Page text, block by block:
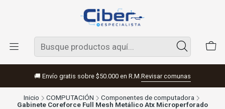
🚚 Envío gratis sobre $50.000 en R.M. Revisar comunas
Inicio COMPUTACIÓN
Componentes de computadora
Gabinete Coreforce Full Mesh Metálico Atx Microperforado